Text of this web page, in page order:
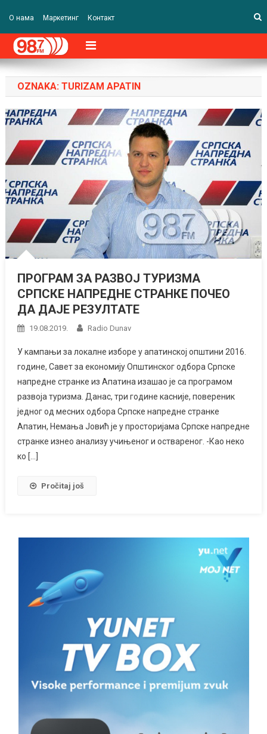
О нама Маркетинг Контакт
OZNAKA: TURIZAM APATIN
ПРОГРАМ ЗА РАЗВОЈ ТУРИЗМА
СРПСКЕ НАПРЕДНЕ СТРАНКЕ ПОЧЕО
ДА ДАЈЕ РЕЗУЛТАТЕ
19.08.2019. Radio Dunav
У кампањи за локалне изборе у апатинској општини 2016.
године, Савет за економију Општинског одбора Српске
напредне странке из Апатина изашао је са програмом
развоја туризма. Данас, три године касније, повереник
једног од месних одбора Српске напредне странке
Апатин, Немања Јовић је у просторијама Српске напредне
странке изнео анализу учињеног и оствареног. -Као неко
ко […]
Pročitaj još